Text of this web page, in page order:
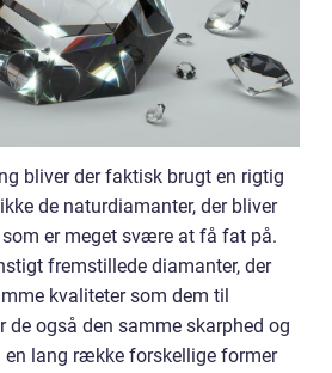
bliver der faktisk brugt en rigtig
de naturdiamanter, der bliver
er meget svære at få fat på.
fremstillede diamanter, der
kvaliteter som dem til
de også den samme skarphed og
en lang række forskellige former